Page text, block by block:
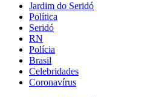
Jardim do Seridó
Política
Seridó
RN
Polícia
Brasil
Celebridades
Coronavírus